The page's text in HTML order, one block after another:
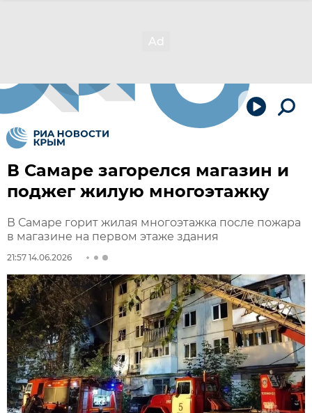
В Самаре загорелся магазин и
поджег жилую многоэтажку
В Самаре горит жилая многоэтажка после пожара
в магазине на первом этаже здания
21:57 14.06.2026